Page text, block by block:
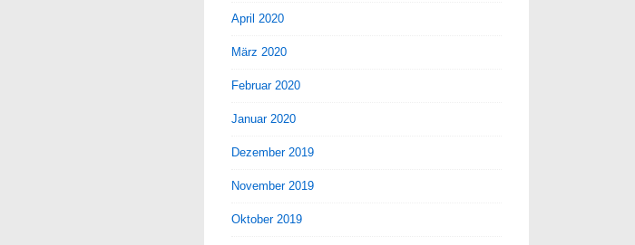
April 2020
März 2020
Februar 2020
Januar 2020
Dezember 2019
November 2019
Oktober 2019